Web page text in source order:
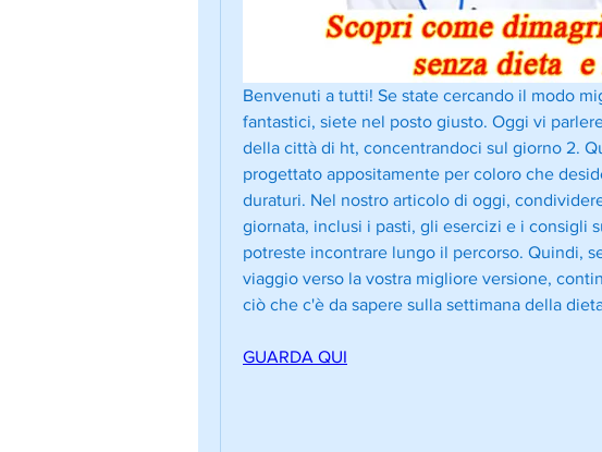
Benvenuti a tutti! Se state cercando il modo
fantastici, siete nel posto giusto. Oggi vi
della città di ht, concentrandoci sul giorno 2.
progettato appositamente per coloro che
duraturi. Nel nostro articolo di oggi,
giornata, inclusi i pasti, gli esercizi e i consigli
potreste incontrare lungo il percorso. Quindi,
viaggio verso la vostra migliore versione,
ciò che c'è da sapere sulla settimana della
GUARDA QUI